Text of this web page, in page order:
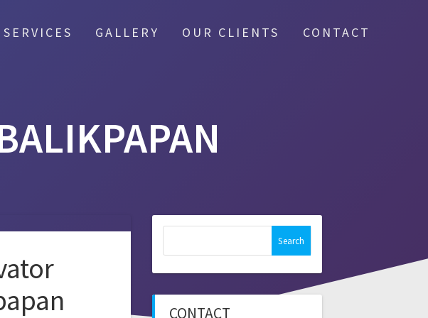
SERVICES GALLERY OUR CLIENTS CONTACT
CONTACT